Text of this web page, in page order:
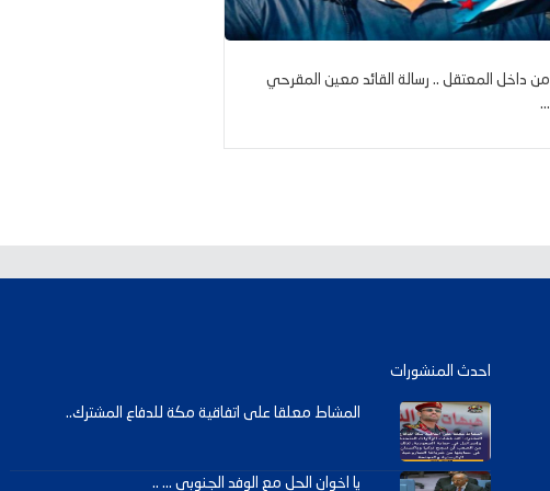
من داخل المعتقل .. رسالة القائد معين المقرحي
...
احدث المنشورات
المشاط معلقا على اتفاقية مكة للدفاع المشترك..
يا اخوان الحل مع الوفد الجنوبي ... ..